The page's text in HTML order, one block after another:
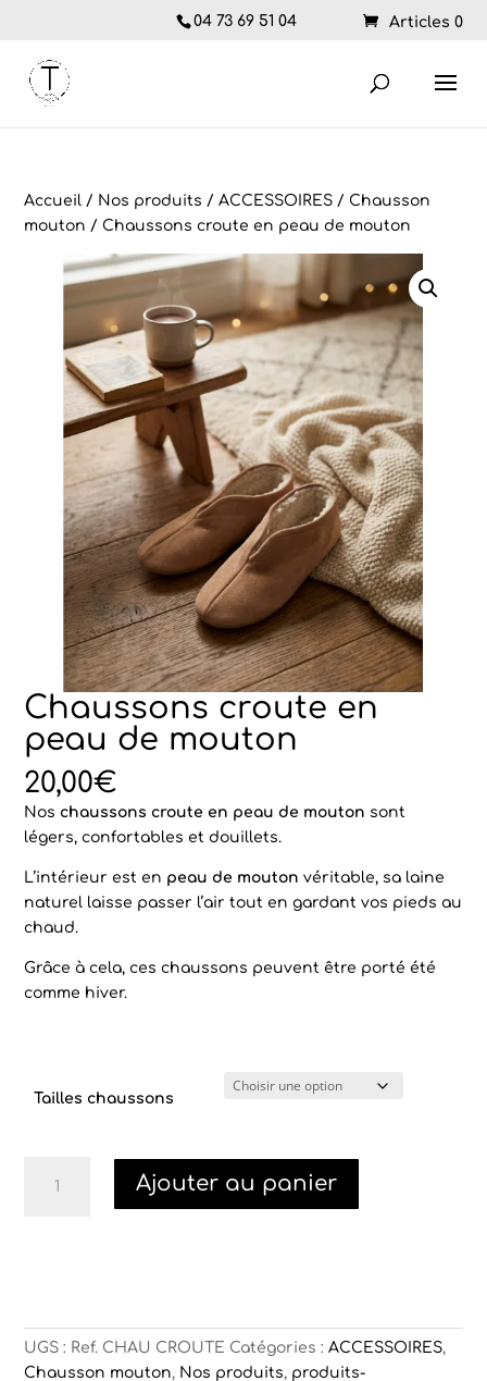
04 73 69 51 04 Articles 0
Accueil / Nos produits /ACCESSOIRES /Chausson
mouton / Chaussons croute en peau de mouton
Chaussons croute en
peau de mouton
20,00€
Nos chaussons croute en peau de mouton sont
légers, confortables et douillets.
L’intérieur est en peau de mouton véritable, sa laine
naturel laisse passer l’air tout en gardant vos pieds au
chaud.
Grâce à cela, ces chaussons peuvent être porté été
comme hiver.
Tailles chaussons
mouton
Ajouter au panier
UGS : Ref. CHAU CROUTE Catégories :ACCESSOIRES,
Chausson mouton, Nos produits, produits-